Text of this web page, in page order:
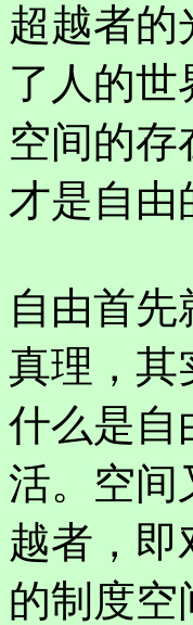
超越者的
了人的世
空间的存
才是自由
自由首
真理，其
什么是自
活。空间
越者，即
的制度空